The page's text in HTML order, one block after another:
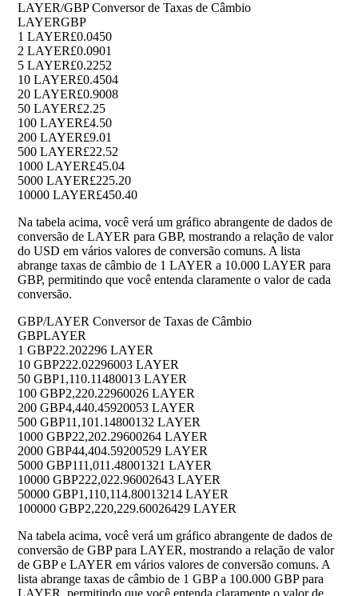
LAYER/GBP Conversor de Taxas de Câmbio
LAYERGBP
1 LAYER£0.0450
2 LAYER£0.0901
5 LAYER£0.2252
10 LAYER£0.4504
20 LAYER£0.9008
50 LAYER£2.25
100 LAYER£4.50
200 LAYER£9.01
500 LAYER£22.52
1000 LAYER£45.04
5000 LAYER£225.20
10000 LAYER£450.40
Na tabela acima, você verá um gráfico abrangente de dados de
conversão de LAYER para GBP, mostrando a relação de valor
do USD em vários valores de conversão comuns. A lista
abrange taxas de câmbio de 1 LAYER a 10.000 LAYER para
GBP, permitindo que você entenda claramente o valor de cada
conversão.
GBP/LAYER Conversor de Taxas de Câmbio
GBPLAYER
1 GBP22.202296 LAYER
10 GBP222.02296003 LAYER
50 GBP1,110.11480013 LAYER
100 GBP2,220.22960026 LAYER
200 GBP4,440.45920053 LAYER
500 GBP11,101.14800132 LAYER
1000 GBP22,202.29600264 LAYER
2000 GBP44,404.59200529 LAYER
5000 GBP111,011.48001321 LAYER
10000 GBP222,022.96002643 LAYER
50000 GBP1,110,114.80013214 LAYER
100000 GBP2,220,229.60026429 LAYER
Na tabela acima, você verá um gráfico abrangente de dados de
conversão de GBP para LAYER, mostrando a relação de valor
de GBP e LAYER em vários valores de conversão comuns. A
lista abrange taxas de câmbio de 1 GBP a 100.000 GBP para